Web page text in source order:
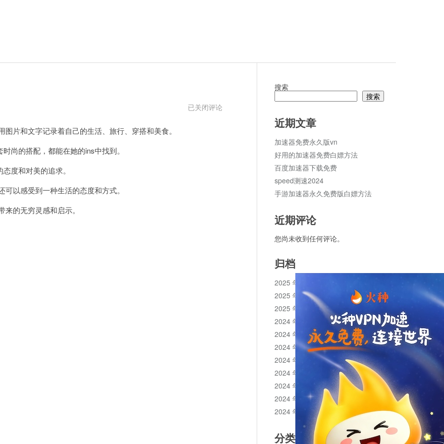
周
已关闭评论
和文字记录着自己的生活、旅行、穿搭和美食。
的搭配，都能在她的ins中找到。
度和对美的追求。
感受到一种生活的态度和方式。
的无穷灵感和启示。
搜索
搜索
近期文章
加速器免费永久版vn
好用的加速器免费白嫖方法
百度加速器下载免费
speed测速2024
手游加速器永久免费版白嫖方法
近期评论
您尚未收到任何评论。
归档
2025 年 11 月
2025 年 10 月
2025 年 1 月
2024 年 12 月
2024 年 11 月
2024 年 10 月
2024 年 9 月
2024 年 8 月
2024 年 7 月
2024 年 6 月
2024 年 5 月
分类目录